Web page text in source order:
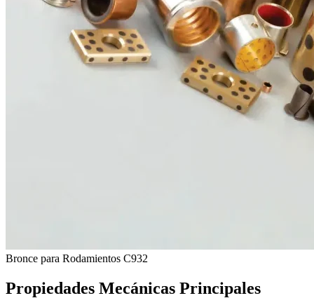
Bronce para Rodamientos C932
Propiedades Mecánicas Principales